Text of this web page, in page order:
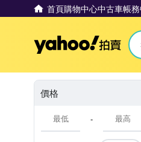
首頁購物中心中古車帳
價格
-